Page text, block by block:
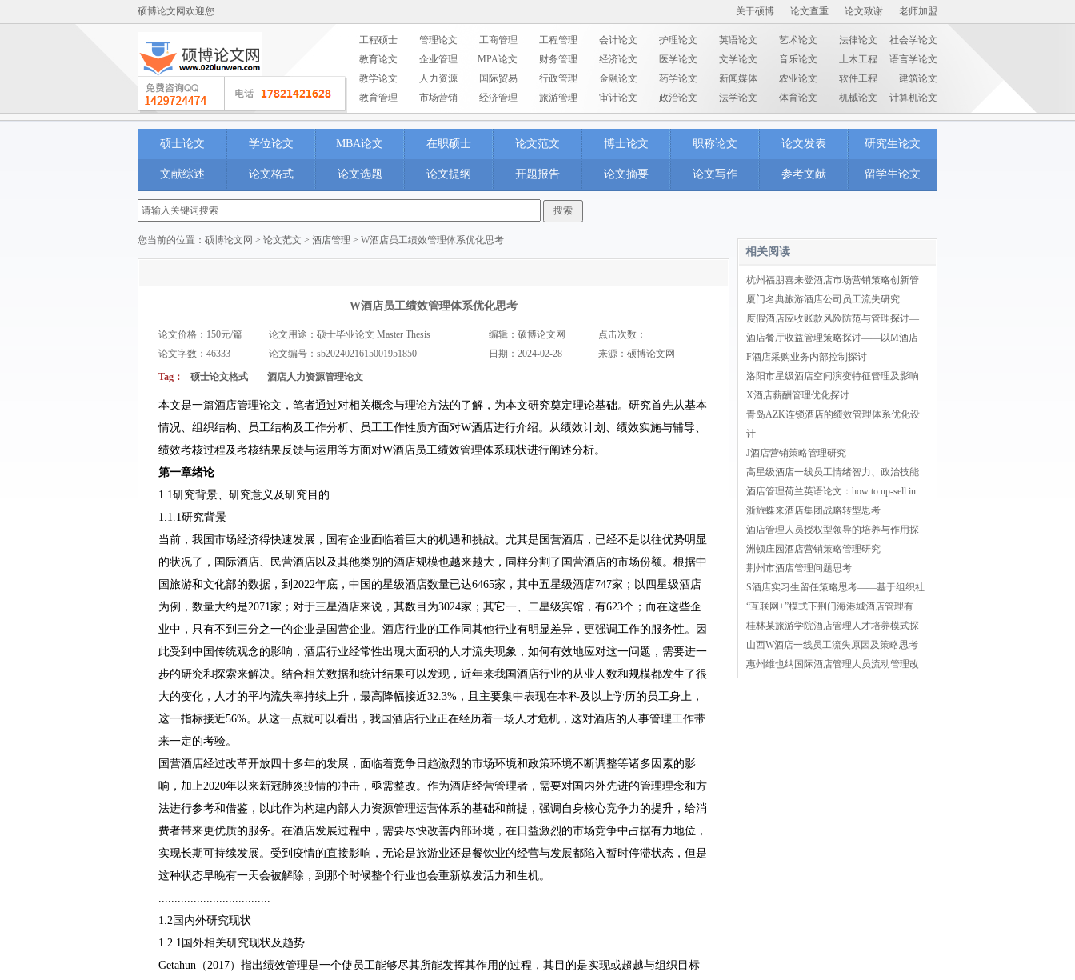
硕博论文网欢迎您 关于硕博 论文查重 论文致谢 老师加盟
工程硕士 管理论文 工商管理 工程管理 会计论文 护理论文 英语论文 艺术论文 法律论文
社会学论文
教育论文
企业管理 MPA论文 财务管理 经济论文 医学论文 文学论文 音乐论文 土木工程
语言学论文
教学论文
人力资源 国际贸易 行政管理 金融论文 药学论文 新闻媒体 农业论文 软件工程
建筑论文
教育管理
市场营销 经济管理 旅游管理 审计论文 政治论文 法学论文 体育论文 机械论文 计算机论文
硕士论文 学位论文 MBA论文 在职硕士 论文范文 博士论文 职称论文 论文发表 研究生论文
文献综述 论文格式 论文选题 论文提纲 开题报告 论文摘要 论文写作 参考文献 留学生论文
您当前的位置： 硕博论文网 > 论文范文 > 酒店管理 > W酒店员工绩效管理体系优化思考
W酒店员工绩效管理体系优化思考
论文价格：150元/篇 论文用途：硕士毕业论文 Master Thesis 编辑：硕博论文网
点击次数：
论文字数：46333
论文编号： sb2024021615001951850 日期：2024-02-28 来源：硕博论文网
Tag： 硕士论文格式 酒店人力资源管理论文
本文是一篇酒店管理论文，笔者通过对相关概念与理论方法的了解，为本文研究奠定理论基础。研究首先从基本
情况、组织结构、员工结构及工作分析、员工工作性质方面对W酒店进行介绍。从绩效计划、绩效实施与辅导、
绩效考核过程及考核结果反馈与运用等方面对W酒店员工绩效管理体系现状进行阐述分析。
第一章绪论
1.1研究背景、研究意义及研究目的
1.1.1研究背景
当前，我国市场经济得快速发展，国有企业面临着巨大的机遇和挑战。尤其是国营酒店，已经不是以往优势明显
的状况了，国际酒店、民营酒店以及其他类别的酒店规模也越来越大，同样分割了国营酒店的市场份额。根据中
国旅游和文化部的数据，到2022年底，中国的星级酒店数量已达6465家，其中五星级酒店747家；以四星级酒店
为例，数量大约是2071家；对于三星酒店来说，其数目为3024家；其它一、二星级宾馆，有623个；而在这些企
业中，只有不到三分之一的企业是国营企业。酒店行业的工作同其他行业有明显差异，更强调工作的服务性。因
此受到中国传统观念的影响，酒店行业经常性出现大面积的人才流失现象，如何有效地应对这一问题，需要进一
步的研究和探索来解决。结合相关数据和统计结果可以发现，近年来我国酒店行业的从业人数和规模都发生了很
大的变化，人才的平均流失率持续上升，最高降幅接近32.3%，且主要集中表现在本科及以上学历的员工身上，
这一指标接近56%。从这一点就可以看出，我国酒店行业正在经历着一场人才危机，这对酒店的人事管理工作带
来一定的考验。
国营酒店经过改革开放四十多年的发展，面临着竞争日趋激烈的市场环境和政策环境不断调整等诸多因素的影
响，加上2020年以来新冠肺炎疫情的冲击，亟需整改。作为酒店经营管理者，需要对国内外先进的管理理念和方
法进行参考和借鉴，以此作为构建内部人力资源管理运营体系的基础和前提，强调自身核心竞争力的提升，给消
费者带来更优质的服务。在酒店发展过程中，需要尽快改善内部环境，在日益激烈的市场竞争中占据有力地位，
实现长期可持续发展。受到疫情的直接影响，无论是旅游业还是餐饮业的经营与发展都陷入暂时停滞状态，但是
这种状态早晚有一天会被解除，到那个时候整个行业也会重新焕发活力和生机。
1.2国内外研究现状
1.2.1国外相关研究现状及趋势
Getahun（2017）指出绩效管理是一个使员工能够尽其所能发挥其作用的过程，其目的是实现或超越与组织目标
相关阅读
杭州福朋喜来登酒店市场营销策略创新管
厦门名典旅游酒店公司员工流失研究
度假酒店应收账款风险防范与管理探讨—
酒店餐厅收益管理策略探讨——以M酒店
F酒店采购业务内部控制探讨
洛阳市星级酒店空间演变特征管理及影响
X酒店薪酬管理优化探讨
青岛AZK连锁酒店的绩效管理体系优化设
计
J酒店营销策略管理研究
高星级酒店一线员工情绪智力、政治技能
酒店管理荷兰英语论文：how to up-sell in
浙旅蝶来酒店集团战略转型思考
酒店管理人员授权型领导的培养与作用探
洲顿庄园酒店营销策略管理研究
荆州市酒店管理问题思考
S酒店实习生留任策略思考——基于组织社
“互联网+”模式下荆门海港城酒店管理有
桂林某旅游学院酒店管理人才培养模式探
山西W酒店一线员工流失原因及策略思考
惠州维也纳国际酒店管理人员流动管理改